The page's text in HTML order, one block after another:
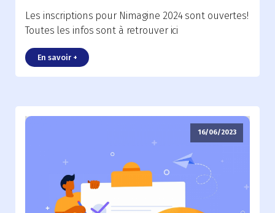
Les inscriptions pour Nimagine 2024 sont ouvertes!
Toutes les infos sont à retrouver ici
En savoir +
16/06/2023